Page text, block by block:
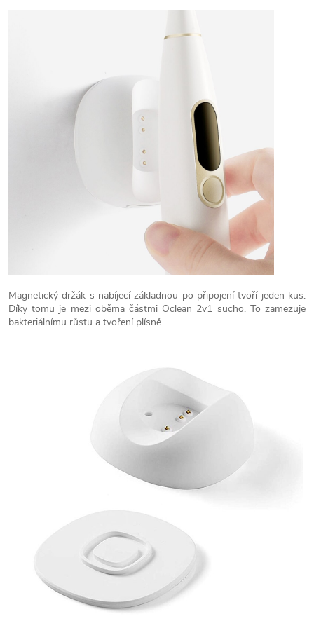
Magnetický držák s nabíjecí základnou po připojení tvoří jeden kus.
Díky tomu je mezi oběma částmi Oclean 2v1 sucho. To zamezuje
bakteriálnímu růstu a tvoření plísně.